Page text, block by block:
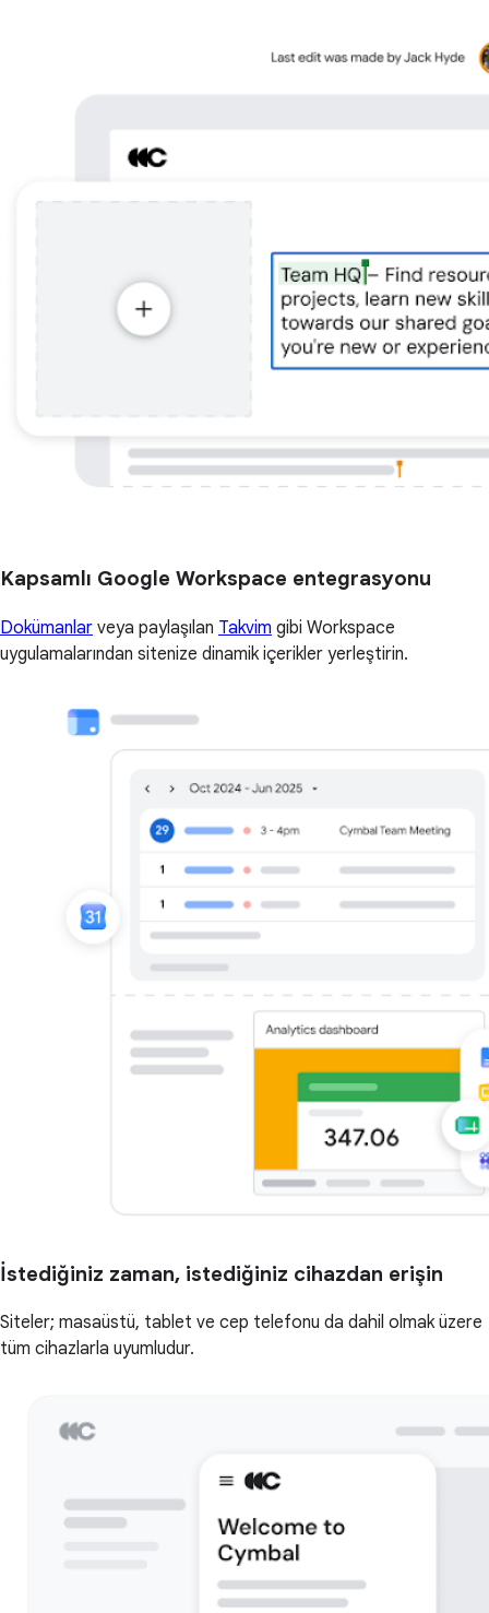
Kapsamlı Google Workspace entegrasyonu
Dokümanlar veya paylaşılan Takvim gibi Workspace
uygulamalarından sitenize dinamik içerikler yerleştirin.
İstediğiniz zaman, istediğiniz cihazdan erişin
Siteler; masaüstü, tablet ve cep telefonu da dahil olmak üzere
tüm cihazlarla uyumludur.